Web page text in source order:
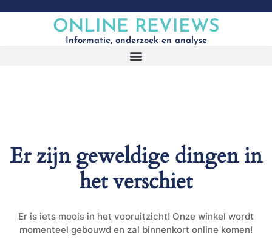
ONLINE REVIEWS
Informatie, onderzoek en analyse
Er zijn geweldige dingen in
het verschiet
Er is iets moois in het vooruitzicht! Onze winkel wordt
momenteel gebouwd en zal binnenkort online komen!